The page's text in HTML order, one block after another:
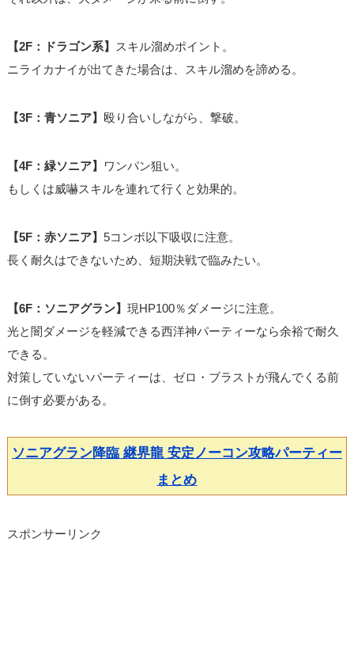
【2F：ドラゴン系】 スキル溜めポイント。
ニライカナイが出てきた場合は、スキル溜めを諦める。
【3F：青ソニア】 殴り合いしながら、撃破。
【4F：緑ソニア】 ワンパン狙い。
もしくは威嚇スキルを連れて行くと効果的。
【5F：赤ソニア】5コンボ以下吸収に注意。
長く耐久はできないため、短期決戦で臨みたい。
【6F：ソニアグラン】現HP100％ダメージに注意。
光と闇ダメージを軽減できる西洋神パーティーなら余裕で耐久
できる。
対策していないパーティーは、ゼロ・ブラストが飛んでくる前
に倒す必要がある。
ソニアグラン降臨 継界龍 安定ノーコン攻略パーティー
まとめ
スポンサーリンク